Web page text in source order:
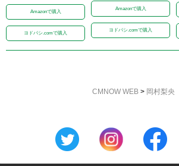
Amazonで購入
ヨドバシ.comで購入
Amazonで購入
ヨドバシ.comで購入
CMNOW WEB> 岡村梨央